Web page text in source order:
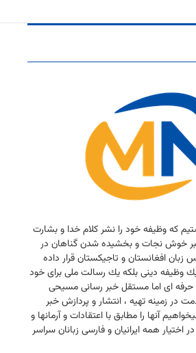
كه وظیفه خود را نشر كلام خدا و بشارت
خوش نجات و بخشیده شدن گناهان در
زبان افغانستان و تاجیكستان قرار داده
وظیفه دینی بلكه یك رسالت ملی برای خود
حرفه ای اما مستقل خبر رسانی مسیحی
در زمینه تهیه ، انتشار و پردازش خبر
آنها را مطابق با اعتقادات و آرمانها و
اختیار همه ایرانیان و فارسی زبانان سراسر